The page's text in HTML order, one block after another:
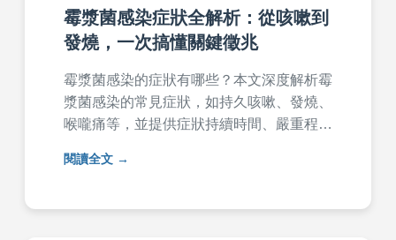
霉漿菌感染症狀全解析：從咳嗽到
發燒，一次搞懂關鍵徵兆
霉漿菌感染的症狀有哪些？本文深度解析霉
漿菌感染的常見症狀，如持久咳嗽、發燒、
喉嚨痛等，並提供症狀持續時間、嚴重程度
含個人經驗分享和常見問答，幫助您快速識
閱讀全文